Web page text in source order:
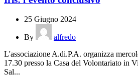
25 Giugno 2024
By
alfredo
L'associazione A.di.P.A. organizza
17.30 presso la Casa del Volontariato in
Sal...